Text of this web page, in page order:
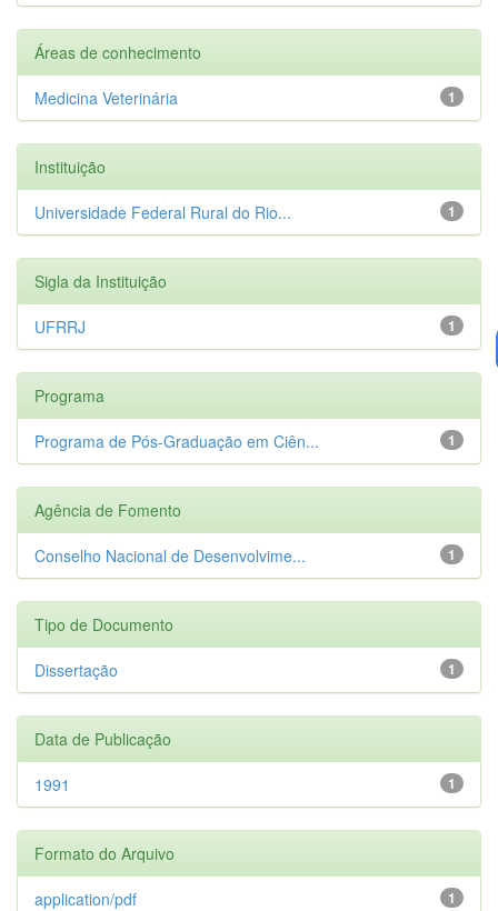
Áreas de conhecimento
1
Medicina Veterinária
Instituição
1
Universidade Federal Rural do Rio...
Sigla da Instituição
1
UFRRJ
Programa
1
Programa de Pós-Graduação em Ciên...
Agência de Fomento
1
Conselho Nacional de Desenvolvime...
Tipo de Documento
1
Dissertação
Data de Publicação
1
1991
Formato do Arquivo
1
application/pdf